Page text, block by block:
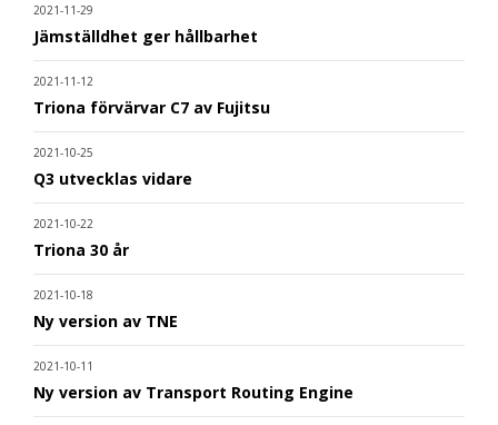
2021-11-29
Jämställdhet ger hållbarhet
2021-11-12
Triona förvärvar C7 av Fujitsu
2021-10-25
Q3 utvecklas vidare
2021-10-22
Triona 30 år
2021-10-18
Ny version av TNE
2021-10-11
Ny version av Transport Routing Engine